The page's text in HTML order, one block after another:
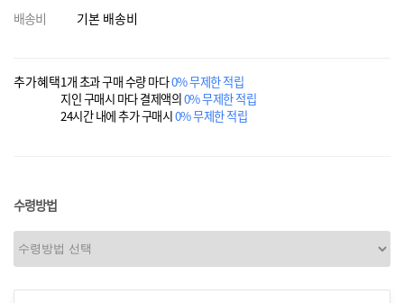
배송비 기본 배송비
추가혜택1개 초과 구매 수량 마다0% 무제한 적립
지인 구매시 마다 결제액의0% 무제한 적립
24시간 내에 추가 구매시0% 무제한 적립
수령방법